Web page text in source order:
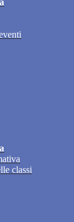
classi